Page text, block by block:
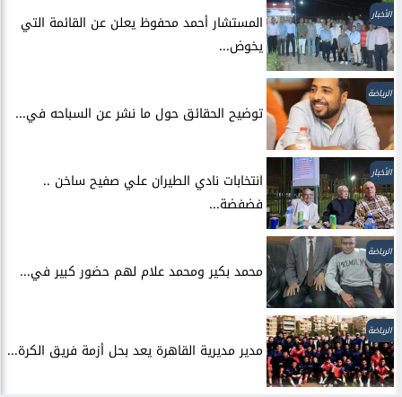
الأخبار
المستشار أحمد محفوظ يعلن عن القائمة التي
يخوض...
الرياضة
توضيح الحقائق حول ما نشر عن السباحه في...
الأخبار
انتخابات نادي الطيران علي صفيح ساخن ..
فضفضة...
الرياضة
محمد بكير ومحمد علام لهم حضور كبير في...
الرياضة
مدير مديرية القاهرة يعد بحل أزمة فريق الكرة...